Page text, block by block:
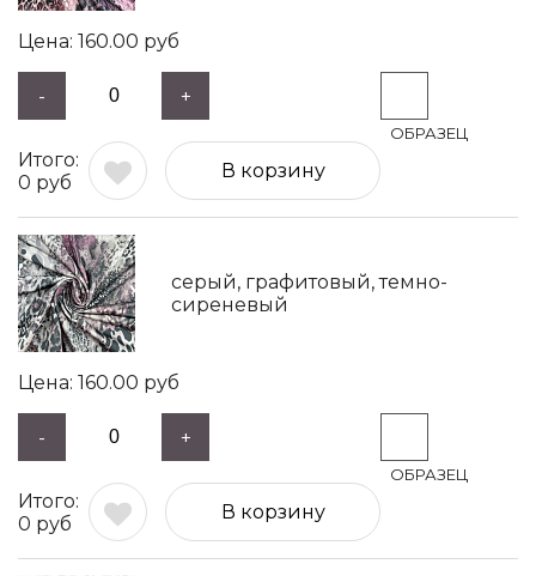
160.00 руб
- +
0 руб
В корзину
серый, графитовый, темно-
сиреневый
160.00 руб
- +
0 руб
В корзину